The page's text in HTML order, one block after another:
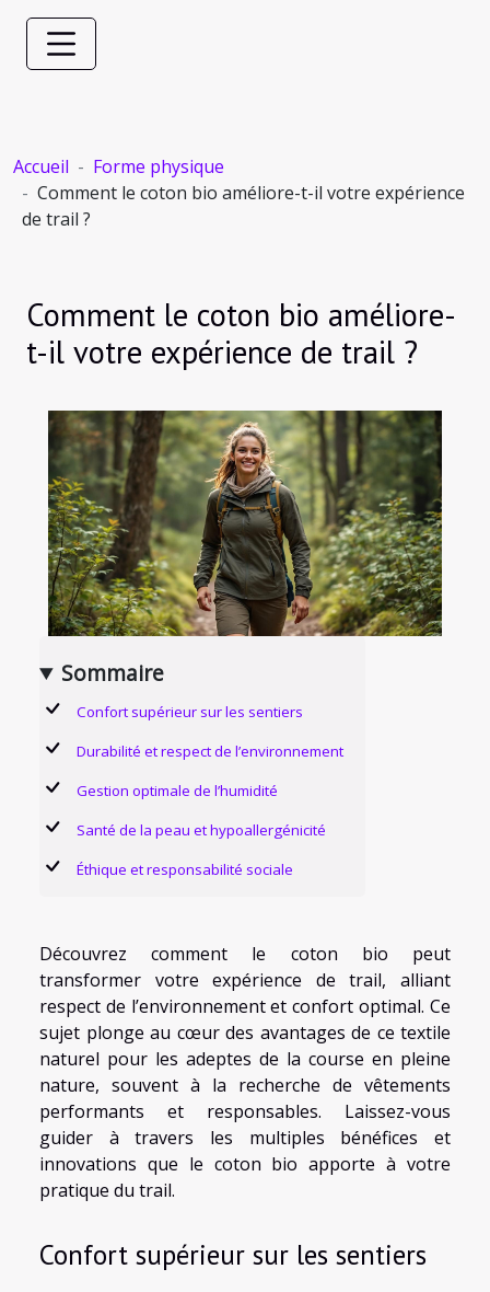
Accueil
Forme physique
Comment le coton bio améliore-t-il votre expérience
de trail ?
Comment le coton bio améliore-
t-il votre expérience de trail ?
Sommaire
Confort supérieur sur les sentiers
Durabilité et respect de l’environnement
Gestion optimale de l’humidité
Santé de la peau et hypoallergénicité
Éthique et responsabilité sociale
Découvrez comment le coton bio peut
transformer votre expérience de trail, alliant
respect de l’environnement et confort optimal. Ce
sujet plonge au cœur des avantages de ce textile
naturel pour les adeptes de la course en pleine
nature, souvent à la recherche de vêtements
performants et responsables. Laissez-vous
guider à travers les multiples bénéfices et
innovations que le coton bio apporte à votre
pratique du trail.
Confort supérieur sur les sentiers